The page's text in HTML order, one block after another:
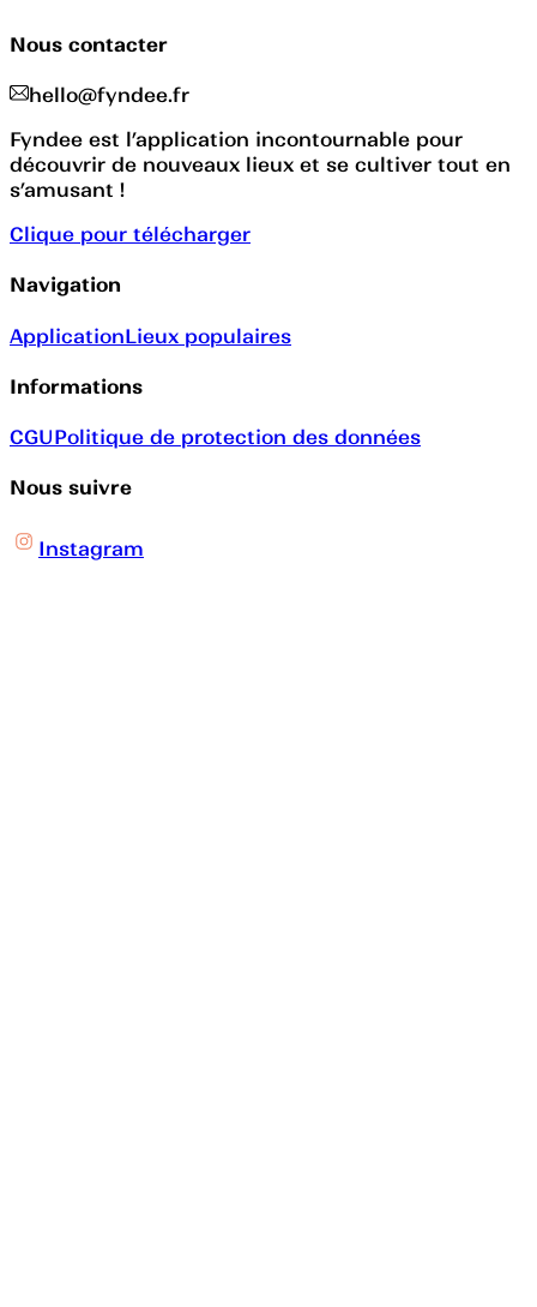
Nous contacter
hello@fyndee.fr
Fyndee est l’application incontournable pour
découvrir de nouveaux lieux et se cultiver tout en
s’amusant !
Clique pour télécharger
Navigation
ApplicationLieux populaires
Informations
CGUPolitique de protection des données
Nous suivre
Instagram